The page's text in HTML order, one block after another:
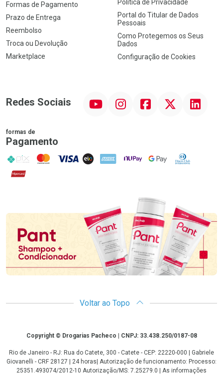
Formas de Pagamento
Prazo de Entrega
Reembolso
Troca ou Devolução
Marketplace
Política de Privacidade
Portal do Titular de Dados
Pessoais
Como Protegemos os Seus
Dados
Configuração de Cookies
Redes Sociais InstagramFacebook Linkedin
formas de
Pagamento
PIX MasterCard
VISA ELO AMEX NuPay Google PayDiners Club
Hipercard
Promoção em Destaque
Voltar ao Topo
CopyrightCopyright © Drogarias Pacheco | CNPJ: 33.438.250/0187-08
Rio de Janeiro - RJ: Rua do Catete, 300 - Catete - CEP: 22220-000 | Gabriele
Giovanelli - CRF 28127 | 24 horas| Autorização de funcionamento: Processo:
25351.493074/2012-10 Autorização/MS: 7.25279.0 | As informações